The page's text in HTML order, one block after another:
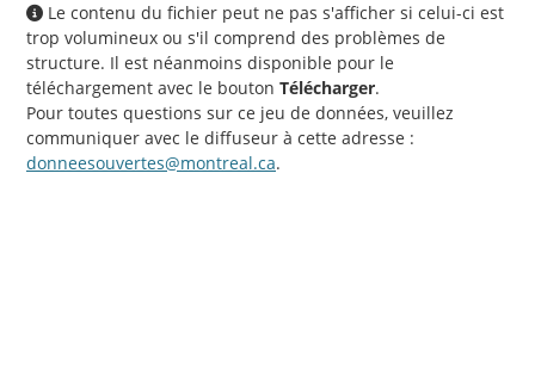
Le contenu du fichier peut ne pas s'afficher si celui-ci est
trop volumineux ou s'il comprend des problèmes de
structure. Il est néanmoins disponible pour le
téléchargement avec le bouton Télécharger.
Pour toutes questions sur ce jeu de données, veuillez
communiquer avec le diffuseur à cette adresse :
donneesouvertes@montreal.ca.